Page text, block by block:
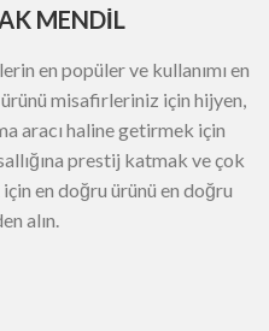
MENDİL
en popüler ve kullanımı en
misafirleriniz için hijyen,
aracı haline getirmek için
prestij katmak ve çok
en doğru ürünü en doğru
alın.